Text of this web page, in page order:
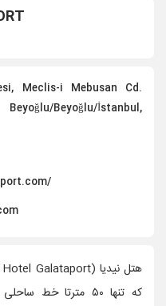
Meclis-i Mebusan Cd.
Beyoğlu/İstanbul,